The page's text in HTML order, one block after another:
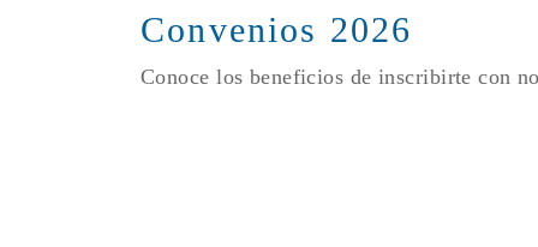
Convenios 2026
Conoce los beneficios de inscribirte con